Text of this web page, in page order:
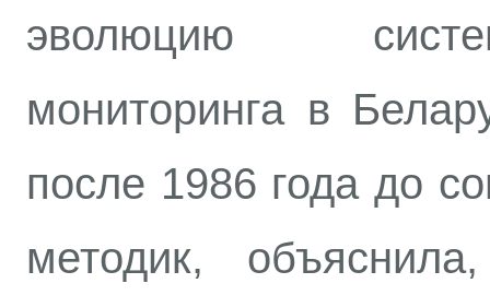
эволюцию
мониторинга в
после 1986 года до
методик,